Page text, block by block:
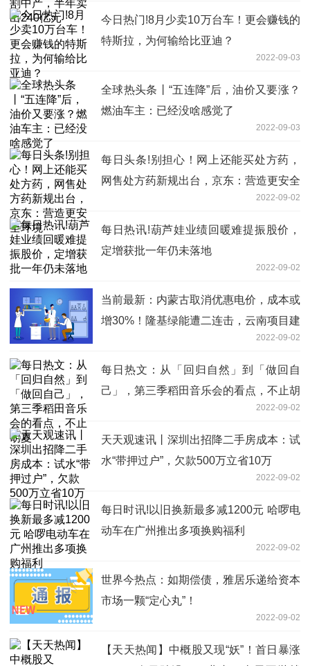
今日热门!8月少卖10万台车！更会赚钱的
特斯拉，为何输给比亚迪？
2022-09-03
全球热头条丨“五连降”后，油价又要涨？
燃油车主：已经没啥感觉了
2022-09-03
每日头条!别担心！网上还能买处方药，
网售处方药新规出台，京东：营造更安全
2022-09-02
每日热讯!葫芦娃业绩回暖难提振股价，
定增获批一年仍未落地
2022-09-02
当前最新：内蒙古取消优惠电价，成本或
增30%！隆基绿能遭二连击，云南项目建
2022-09-02
每日热文：从「回归自然」到「做回自
己」，第三季稻田音乐会的看点，不止胡
2022-09-02
天天观速讯丨深圳出招降二手房成本：试
水“带押过户”，欠款500万立省10万
2022-09-02
每日时讯!以旧换新最多减1200元 哈啰电
动车在广州推出多项换购福利
2022-09-02
世界今热点：如期偿债，雅居乐递给资本
市场一颗“定心丸”！
2022-09-02
【天天热闻】中概股又现“妖”！首日暴涨